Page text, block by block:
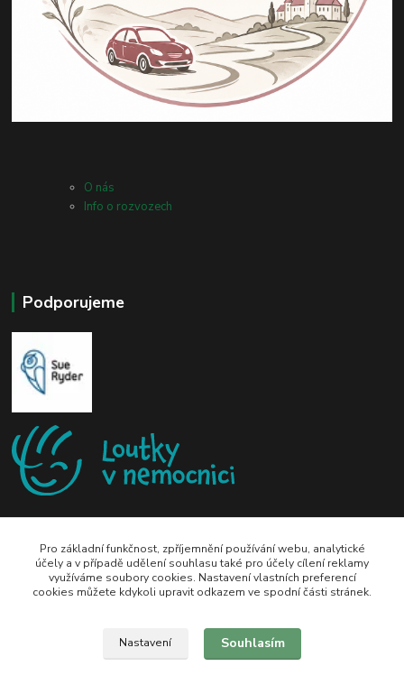
O nás
Info o rozvozech
Podporujeme
zeli-kn@seznam.cz
Pro základní funkčnost, zpříjemnění používání webu, analytické
účely a v případě udělení souhlasu také pro účely cílení reklamy
využíváme soubory cookies. Nastavení vlastních preferencí
cookies můžete kdykoli upravit odkazem ve spodní části stránek.
Nastavení Souhlasím